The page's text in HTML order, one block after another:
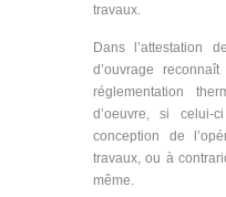
travaux.
Dans l’attestation
d’ouvrage
réglementation
d’oeuvre, si
conception de
travaux, ou à
même.